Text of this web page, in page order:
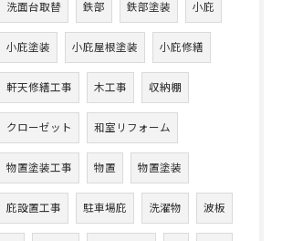
洗面台取替 鉄部 鉄部塗装 小庇
小庇塗装 小庇屋根塗装 小庇修繕
軒天修繕工事 木工事 収納棚
クローゼット 和室リフォーム
物置塗装工事 物置 物置塗装
庇設置工事 駐車場庇 洗濯物 波板